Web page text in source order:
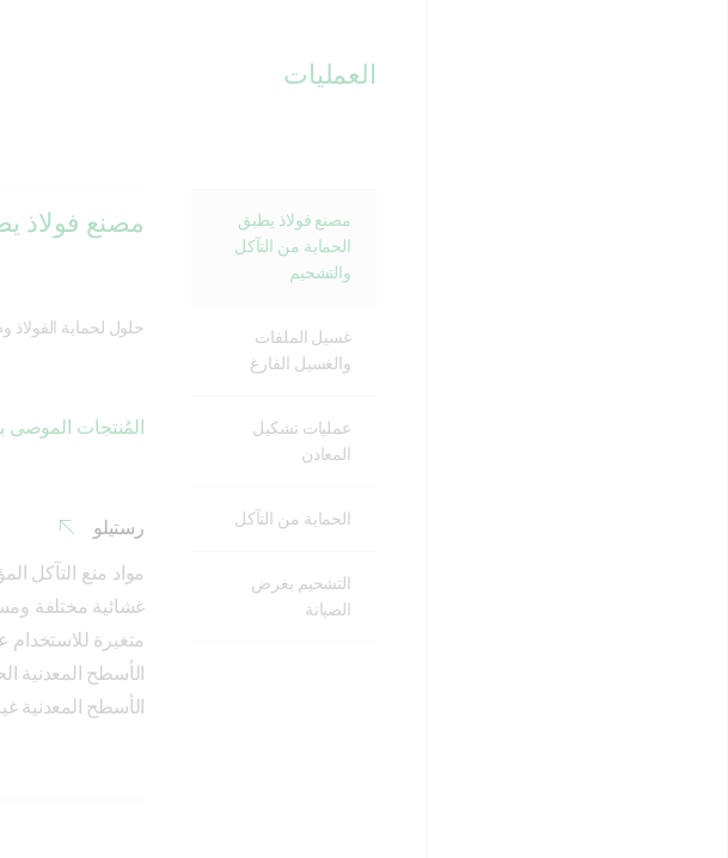
العمليات
مصنع فولاذ يطبق
الحماية من التآكل
والتشحيم
غسيل الملفات
والغسيل الفارغ
عمليات تشكيل
المعادن
الحماية من التآكل
التشحيم بغرض
الصيانة
مصنع فولاذ
حلول لحماية الفولاذ
المُنتجات الموصى
رستيلو
الأسطح المعدنية